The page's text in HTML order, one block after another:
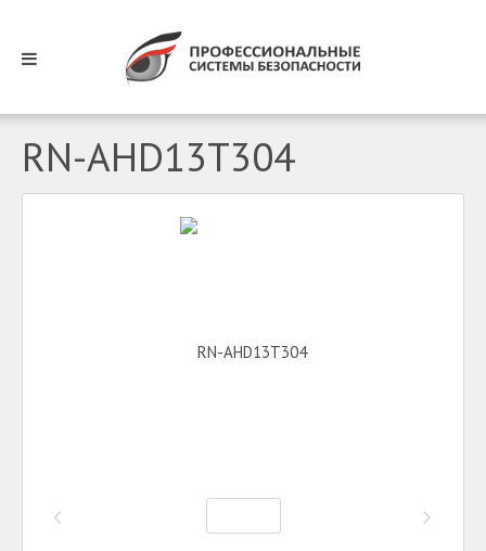
RN-AHD13T304